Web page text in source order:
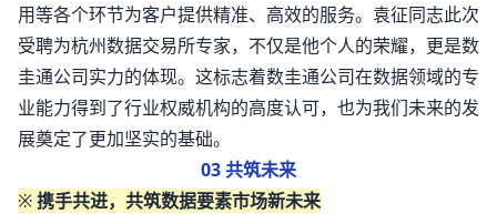
用等各个环节为客户提供精准、高效的服务。袁征同志此次
受聘为杭州数据交易所专家，不仅是他个人的荣耀，更是数
圭通公司实力的体现。这标志着数圭通公司在数据领域的专
业能力得到了行业权威机构的高度认可，也为我们未来的发
展奠定了更加坚实的基础。
03 共筑未来
※携手共进，共筑数据要素市场新未来